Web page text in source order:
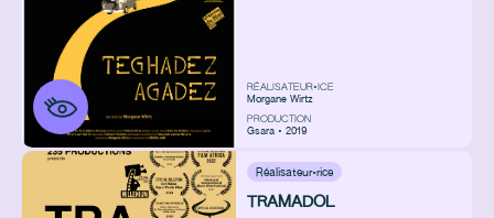
RÉALISATEUR•ICE
Morgane Wirtz
PRODUCTION
Gsara • 2019
Réalisateur·rice
TRAMADOL